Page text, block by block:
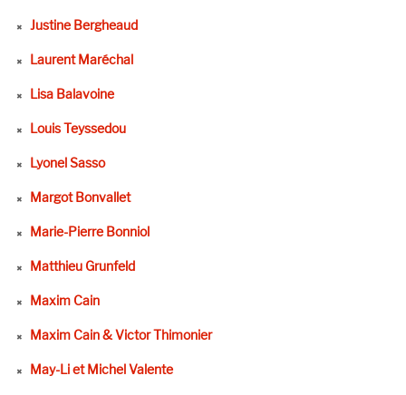
Justine Bergheaud
Laurent Maréchal
Lisa Balavoine
Louis Teyssedou
Lyonel Sasso
Margot Bonvallet
Marie-Pierre Bonniol
Matthieu Grunfeld
Maxim Cain
Maxim Cain & Victor Thimonier
May-Li et Michel Valente